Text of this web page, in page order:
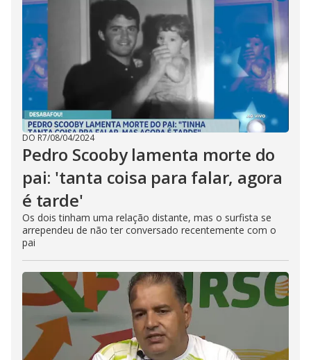
DO R7/08/04/2024
Pedro Scooby lamenta morte do
pai: 'tanta coisa para falar, agora
é tarde'
Os dois tinham uma relação distante, mas o surfista se
arrependeu de não ter conversado recentemente com o
pai